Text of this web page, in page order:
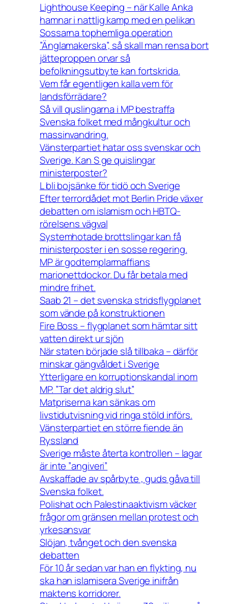
Lighthouse Keeping – när Kalle Anka
hamnar i nattlig kamp med en pelikan
Sossarna tophemliga operation
”Änglamakerska”, så skall man rensa bort
jätteproppen orvar så
befolkningsutbyte kan fortskrida.
Vem får egentligen kalla vem för
landsförrädare?
Så vill quslingarna i MP bestraffa
Svenska folket med mångkultur och
massinvandring.
Vänsterpartiet hatar oss svenskar och
Sverige. Kan S ge quislingar
ministerposter?
L bli bojsänke för tidö och Sverige
Efter terrordådet mot Berlin Pride växer
debatten om islamism och HBTQ-
rörelsens vägval
Systemhotade brottslingar kan få
ministerposter i en sosse regering.
MP är godtemplarmaffians
marionettdockor. Du får betala med
mindre frihet.
Saab 21 – det svenska stridsflygplanet
som vände på konstruktionen
Fire Boss – flygplanet som hämtar sitt
vatten direkt ur sjön
När staten började slå tillbaka – därför
minskar gängvåldet i Sverige
Ytterligare en korruptionskandal inom
MP. ”Tar det aldrig slut”
Matpriserna kan sänkas om
livstidutvisning vid ringa stöld införs.
Vänsterpartiet en större fiende än
Ryssland
Sverige måste återta kontrollen – lagar
är inte ”angiveri”
Avskaffade av spårbyte , guds gåva till
Svenska folket.
Polishat och Palestinaaktivism väcker
frågor om gränsen mellan protest och
yrkesansvar
Slöjan, tvånget och den svenska
debatten
För 10 år sedan var han en flykting, nu
ska han islamisera Sverige inifrån
maktens korridorer.